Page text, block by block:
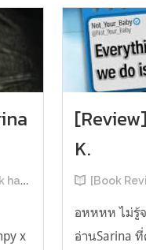
กับใคร หรืออ
x
K.
[Book Review] ผ
อหหหห ไม่รู้
อ่านSarina